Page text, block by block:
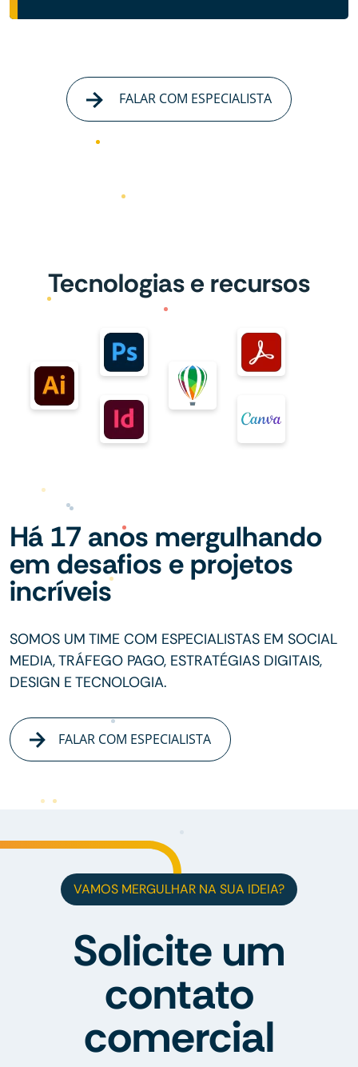
FALAR COM ESPECIALISTA
Tecnologias e recursos
Há 17 anos mergulhando
em desafios e projetos
incríveis
SOMOS UM TIME COM ESPECIALISTAS EM SOCIAL
MEDIA, TRÁFEGO PAGO, ESTRATÉGIAS DIGITAIS,
DESIGN E TECNOLOGIA.
FALAR COM ESPECIALISTA
VAMOS MERGULHAR NA SUA IDEIA?
Solicite um
contato
comercial